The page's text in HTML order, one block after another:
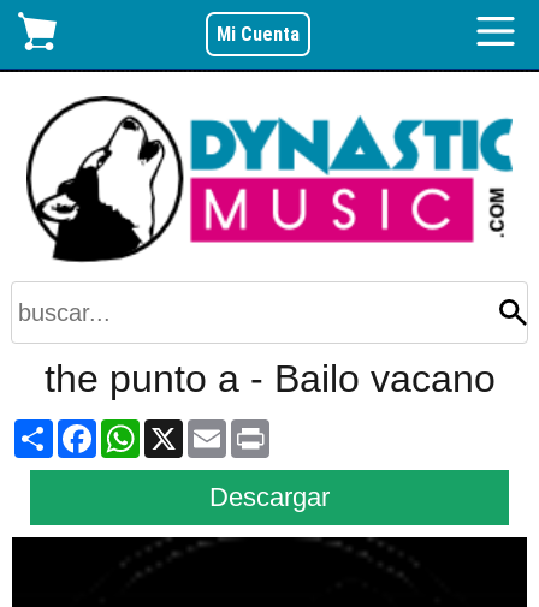
Mi Cuenta
the punto a - Bailo vacano
ShareFacebookWhatsApp
X Email
Descargar